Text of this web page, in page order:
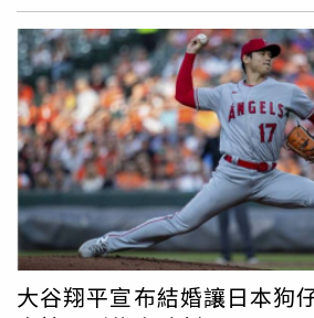
南韓隊水準下降的原因，是南韓高中
日本因為少子化，高中棒球選手正在
日本仍有約12萬人次左右的高中棒球
球選手僅有約4000人，不僅只有日本
選才和教育體制上採取少數菁英主義
藏潛力的年輕球員永遠沒有被眾人看
球界人士還指出，南韓的社會風氣非
年長教練說的話是絕對的。他在韓國
的球隊教練向他放話：「如果你敢不
踢出去！」讓他覺得非常吃驚，因為
風氣，會扼殺年輕球員的獨立性，也
日本過去也曾有過這樣的時期，但是
愛」、「你誰？你算什麼東西，有什
「你才是白痴，自以為是的傢伙」、
輩子水，人家馬上退休都能過得比你
界頂尖的跳水運動員，人家在自己擅
致」，朱小龍隨即改名換照，最後將
解，全紅嬋拿下女子雙人10公尺跳台
她祝賀。在德國選手所拍影片中，全
「咱們拿金牌就是炫耀的」，中國民
嬋，稱她為「嬋寶」，但這名 體育記
示，「給德國運動員展示金牌的時候
去學英語了哦？妳作為一個人，長大
水，妳不跳水以後像一個白癡一樣能
大谷翔平宣布結婚讓日本